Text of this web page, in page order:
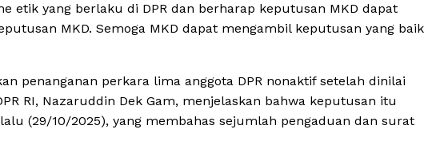
etik yang berlaku di DPR dan berharap keputusan MKD dapat
MKD. Semoga MKD dapat mengambil keputusan yang baik
penanganan perkara lima anggota DPR nonaktif setelah dinilai
RI, Nazaruddin Dek Gam, menjelaskan bahwa keputusan itu
(29/10/2025), yang membahas sejumlah pengaduan dan surat